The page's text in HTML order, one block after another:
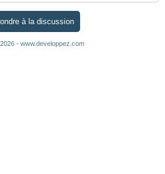
à la discussion
- www.developpez.com